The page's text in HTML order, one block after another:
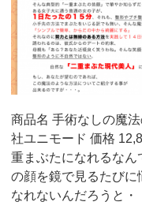
商品名 手術なしの魔
社ユニモード 価格
重まぶたになれるな
の顔を鏡で見るたびに
なれないんだろうと・